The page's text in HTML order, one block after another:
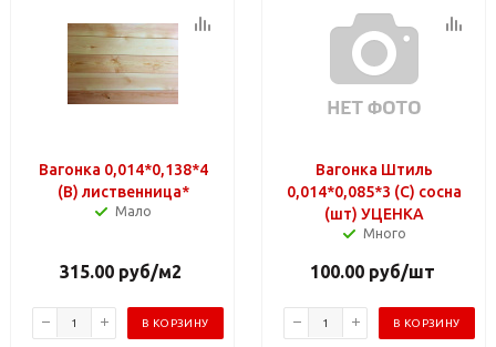
Вагонка 0,014*0,138*4
(B) лиственница*
Мало
315.00 руб/м2
В КОРЗИНУ
Вагонка Штиль
0,014*0,085*3 (C) сосна
(шт) УЦЕНКА
Много
100.00руб/шт
В КОРЗИНУ